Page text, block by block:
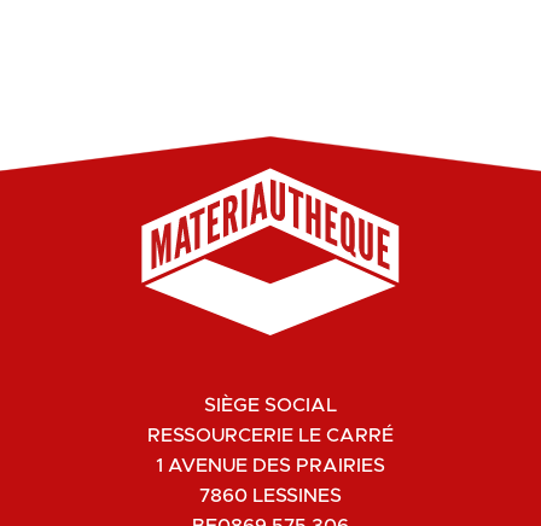
SIÈGE SOCIAL
RESSOURCERIE LE CARRÉ
1 AVENUE DES PRAIRIES
7860 LESSINES